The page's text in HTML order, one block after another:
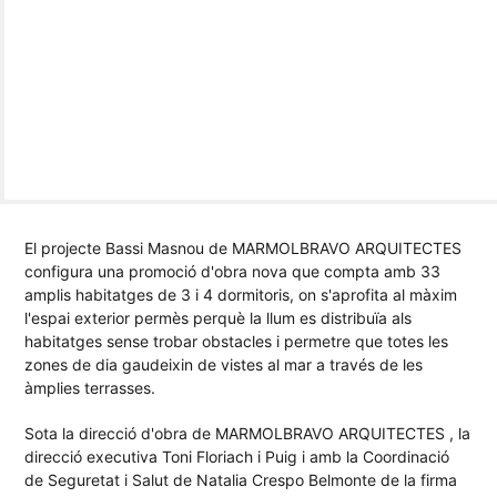
El projecte Bassi Masnou de MARMOLBRAVO ARQUITECTES
configura una promoció d'obra nova que compta amb 33
amplis habitatges de 3 i 4 dormitoris, on s'aprofita al màxim
l'espai exterior permès perquè la llum es distribuïa als
habitatges sense trobar obstacles i permetre que totes les
zones de dia gaudeixin de vistes al mar a través de les
àmplies terrasses.
Sota la direcció d'obra de MARMOLBRAVO ARQUITECTES , la
direcció executiva Toni Floriach i Puig i amb la Coordinació
de Seguretat i Salut de Natalia Crespo Belmonte de la firma